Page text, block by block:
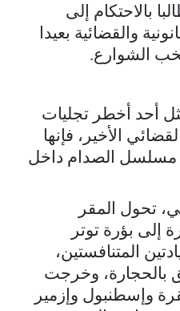
بالاحتكام إلى
والقضائية بعيدا
الشوارع.
أحد أخطر تجليات
الأخير، فإنها
مسلسل الصدام داخل
تحول المقر
إلى بؤرة توتر
المتنافستين،
بالحجارة، وخرجت
وإسطنبول وإزمير